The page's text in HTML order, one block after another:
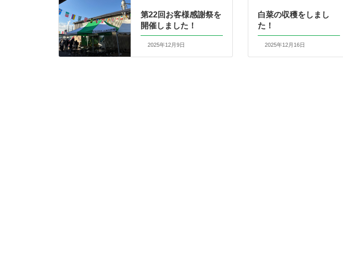
第22回お客様感謝祭を
開催しました！
2025年12月9日
白菜の収穫をしまし
た！
2025年12月16日